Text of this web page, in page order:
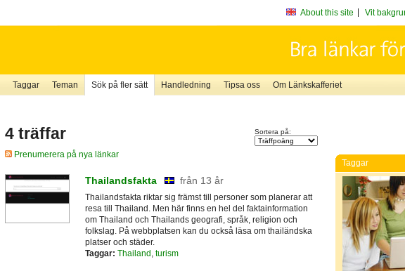
About this site Vit
Taggar Teman Sök på fler sätt Handledning Tipsa oss Om Länkskafferiet
4 träffar Sortera på:
Prenumerera på nya länkar
Thailandsfakta från 13 år
Thailandsfakta riktar sig främst till personer som planerar att
resa till Thailand. Men här finns en hel del faktainformation
om Thailand och Thailands geografi, språk, religion och
folkslag. På webbplatsen kan du också läsa om thailändska
platser och städer.
Taggar: Thailand turism
Taggar